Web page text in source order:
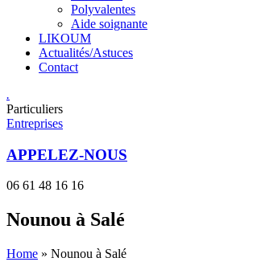
Polyvalentes
Aide soignante
LIKOUM
Actualités/Astuces
Contact
.
Particuliers
Entreprises
APPELEZ-NOUS
06 61 48 16 16
Nounou à Salé
Home » Nounou à Salé